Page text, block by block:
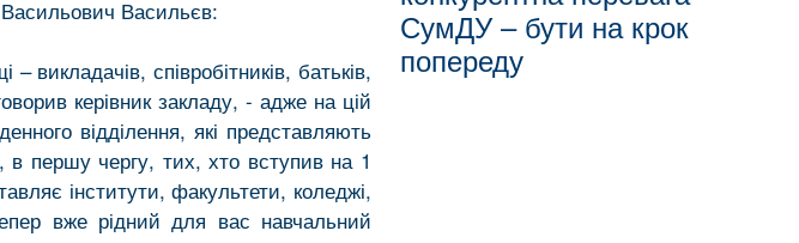
Васильєв:
викладачів, співробітників, батьків,
керівник закладу, - адже на цій
відділення, які представляють
в першу чергу, тих, хто вступив на 1
інститути, факультети, коледжі,
вже рідний для вас навчальний
СумДУ – бути на крок
попереду